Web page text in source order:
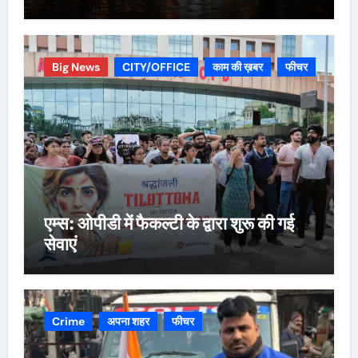
Big News CITY/OFFICE काम की ख़बर फीचर
एम्स: ओपीडी में फैकल्टी के द्वारा शुरू की गई
सेवाएं
Crime अपना शहर फीचर